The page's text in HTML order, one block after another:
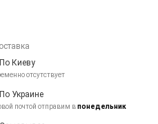
По Киеву
отсутствует
По Украине
почтой отправим впонедельник